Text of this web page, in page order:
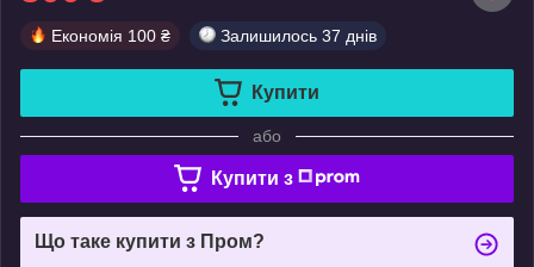
Економія 100 ₴ Залишилось 37 днів
Купити
або
Купити з
Що таке купити з Пром?